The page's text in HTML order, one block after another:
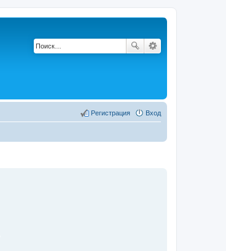
Вход
Регистрация